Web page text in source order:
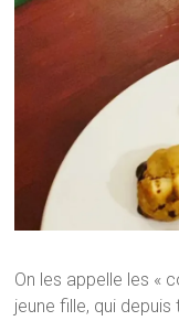
On les appelle les «
jeune fille, qui